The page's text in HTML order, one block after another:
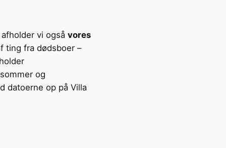
vi også vores
ting fra dødsboer –
og
datoerne op på Villa